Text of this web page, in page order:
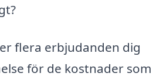
flera erbjudanden dig
för de kostnader som